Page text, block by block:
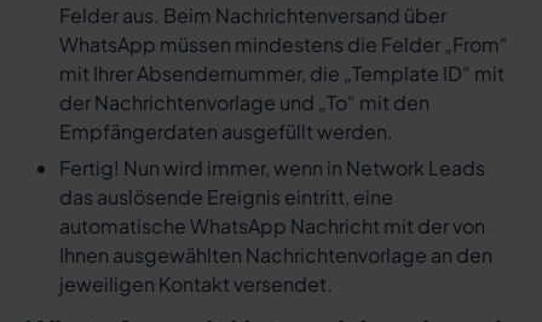
Felder aus. Beim Nachrichtenversand über
WhatsApp müssen mindestens die Felder „From“
mit Ihrer Absendernummer, die „Template ID“ mit
der Nachrichtenvorlage und „To“ mit den
Empfängerdaten ausgefüllt werden.
Fertig! Nun wird immer, wenn in Network Leads
das auslösende Ereignis eintritt, eine
automatische WhatsApp Nachricht mit der von
Ihnen ausgewählten Nachrichtenvorlage an den
jeweiligen Kontakt versendet.